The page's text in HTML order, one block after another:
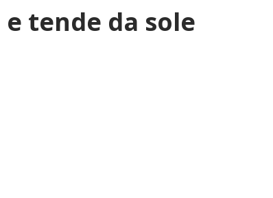
tende da sole